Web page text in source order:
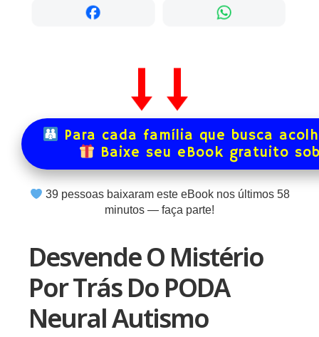
Para cada família que busca
Baixe seu eBook gratuito
39pessoas baixaram este eBook nos últimos 58
minutos — faça parte!
Desvende O Mistério
Por Trás Do PODA
Neural Autismo